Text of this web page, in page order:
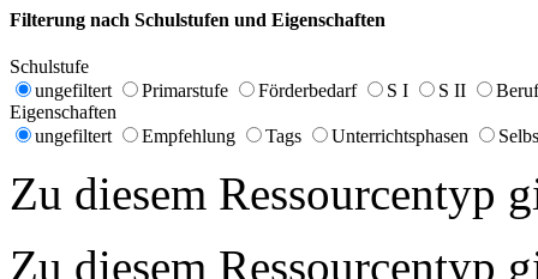
Filterung nach Schulstufen und Eigenschaften
Schulstufe
ungefiltert
Primarstufe Förderbedarf S I S II
Eigenschaften
ungefiltert
Empfehlung Tags Unterrichtsphasen
Zu diesem Ressourcentyp
Zu diesem Ressourcentyp